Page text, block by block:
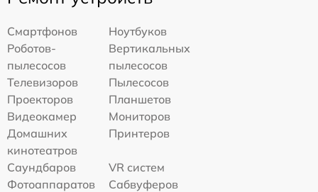
Смартфонов
Ноутбуков
Роботов-
пылесосов
Вертикальных
пылесосов
Телевизоров
Пылесосов
Проекторов
Планшетов
Видеокамер
Мониторов
Домашних
кинотеатров
Принтеров
Саундбаров
VR систем
Фотоаппаратов
Сабвуферов